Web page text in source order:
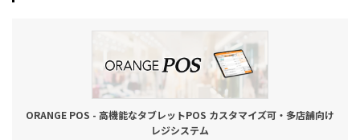
ORANGE POS - 高機能なタブレットPOS カスタマイズ可・多店舗向け
レジシステム